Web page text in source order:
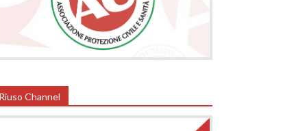
Riuso Channel